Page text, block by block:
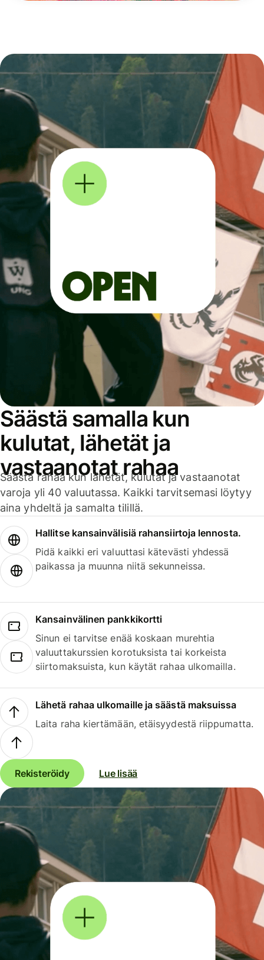
Säästä samalla kun
kulutat, lähetät ja
vastaanotat rahaa
Säästä rahaa kun lähetät, kulutat ja vastaanotat
varoja yli 40 valuutassa. Kaikki tarvitsemasi löytyy
aina yhdeltä ja samalta tilillä.
Hallitse kansainvälisiä rahansiirtoja lennosta.
Pidä kaikki eri valuuttasi kätevästi yhdessä
paikassa ja muunna niitä sekunneissa.
Kansainvälinen pankkikortti
Sinun ei tarvitse enää koskaan murehtia
valuuttakurssien korotuksista tai korkeista
siirtomaksuista, kun käytät rahaa ulkomailla.
Lähetä rahaa ulkomaille ja säästä maksuissa
Laita raha kiertämään, etäisyydestä riippumatta.
Rekisteröidy Lue lisää